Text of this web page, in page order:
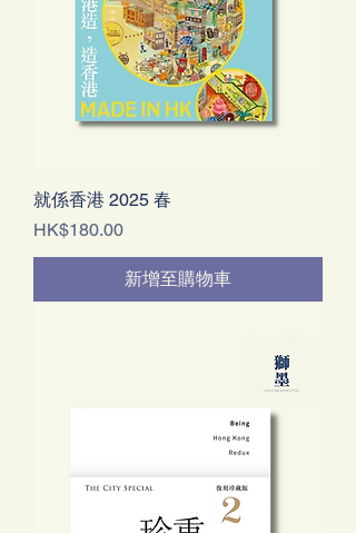
就係香港 2025 春
價格
HK$180.00
新增至購物車